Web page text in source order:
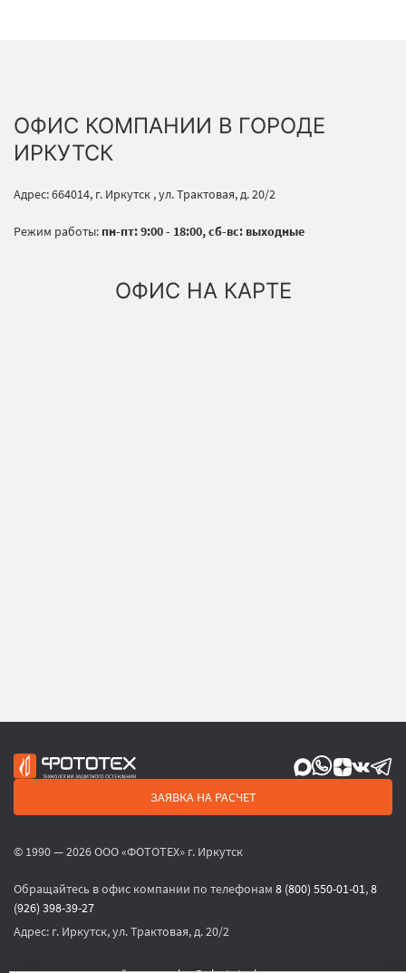
ОФИС КОМПАНИИ В ГОРОДЕ
ИРКУТСК
Адрес: 664014, г. Иркутск , ул. Трактовая, д. 20/2
Режим работы: пн-пт: 9:00 - 18:00, сб-вс: выходные
ОФИС НА КАРТЕ
ЗАЯВКА НА РАСЧЕТ
© 1990 — 2026 ООО «ФОТОТЕХ» г. Иркутск
Обращайтесь в офис компании по телефонам 8 (800) 550-01-01,8
(926) 398-39-27
Адрес: г. Иркутск, ул. Трактовая, д. 20/2